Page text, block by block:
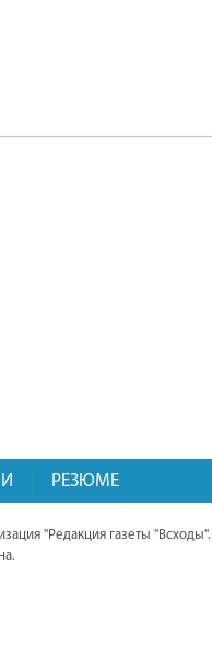
РЕЗЮМЕ
"Редакция газеты